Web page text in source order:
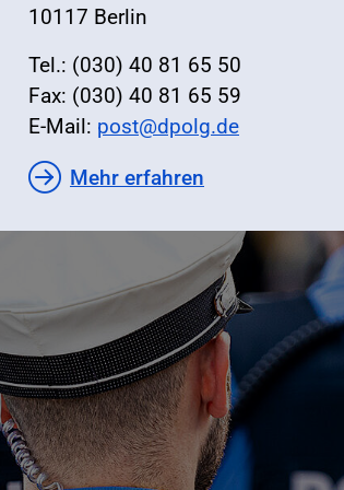
10117 Berlin
Tel.: (030) 40 81 65 50
Fax: (030) 40 81 65 59
E-Mail: post@dpolg.de
Mehr erfahren